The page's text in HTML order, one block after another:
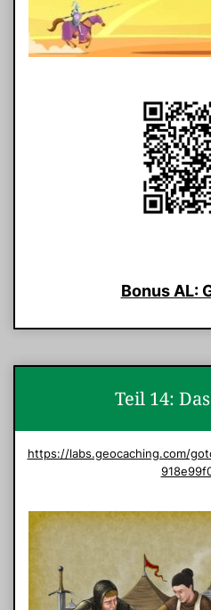
Bonus AL:
Teil 14:
https://labs.geocaching.com/